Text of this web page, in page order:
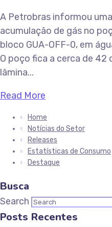
A Petrobras informou
acumulação de gás no
bloco GUA-OFF-0, em
O poço fica a cerca de
lâmina...
Read More
Home
Notícias do Setor
Releases
Estatísticas de Consumo
Destaque
Busca
Search
Posts Recentes